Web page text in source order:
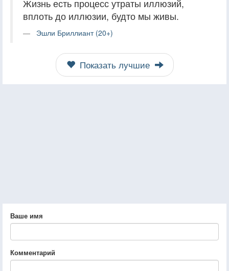
Жизнь есть процесс утраты иллюзий,
вплоть до иллюзии, будто мы живы.
Эшли Бриллиант (20+)
Показать лучшие
Ваше имя
Комментарий